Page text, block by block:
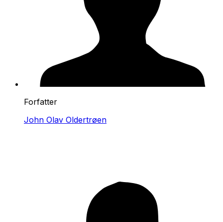
Forfatter
John Olav Oldertrøen